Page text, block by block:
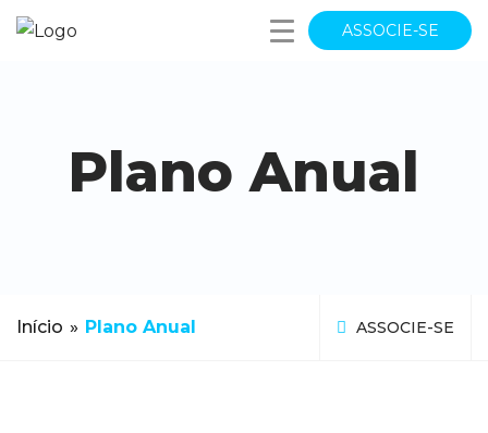
ASSOCIE-SE
Plano Anual
Início » Plano Anual ASSOCIE-SE